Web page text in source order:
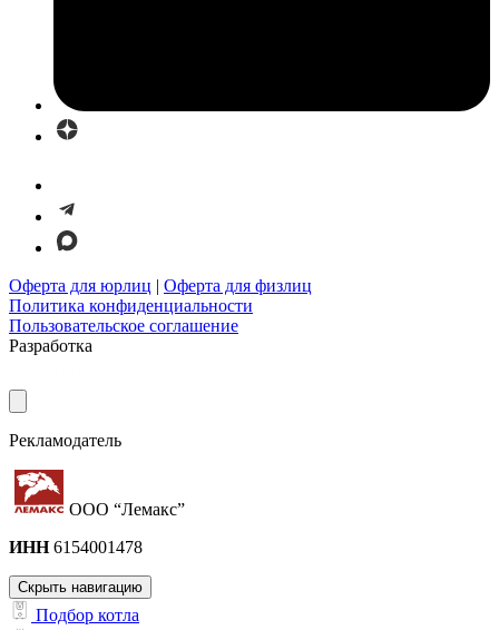
Оферта для юрлиц | Оферта для физлиц
Политика конфиденциальности
Пользовательское соглашение
Разработка
Рекламодатель
ООО “Лемакс”
ИНН6154001478
Скрыть навигацию
Подбор котла